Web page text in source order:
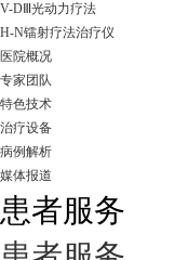
V-DⅢ光动力疗法
H-N镭射疗法治疗仪
医院概况
专家团队
特色技术
治疗设备
病例解析
媒体报道
患者服务